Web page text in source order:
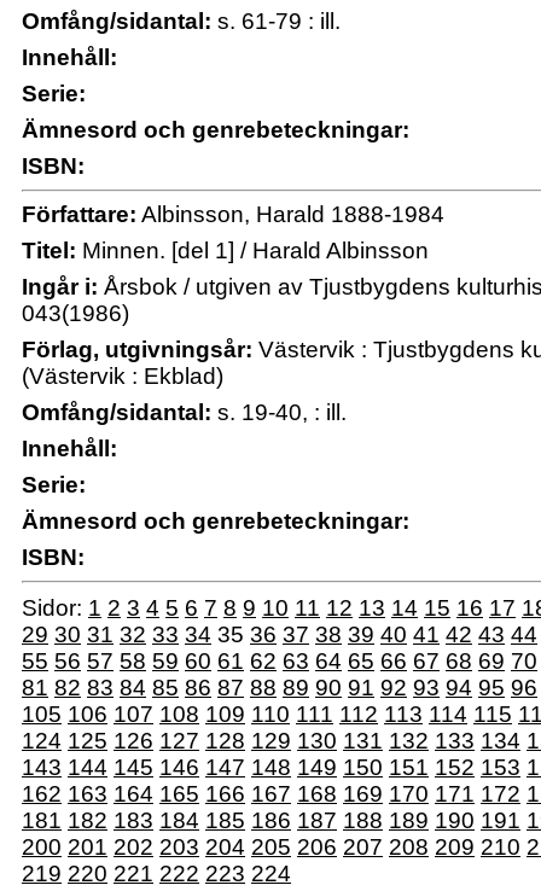
Omfång/sidantal: s. 61-79 : ill.
Innehåll:
Serie:
Ämnesord och genrebeteckningar:
ISBN:
Författare: Albinsson, Harald 1888-1984
Titel: Minnen. [del 1] / Harald Albinsson
Ingår i: Årsbok / utgiven av Tjustbygdens
043(1986)
Förlag, utgivningsår: Västervik : Tjustbygdens
(Västervik : Ekblad)
Omfång/sidantal: s. 19-40, : ill.
Innehåll:
Serie:
Ämnesord och genrebeteckningar:
ISBN:
Sidor: 1 2 3 4 5 6 7 8 9 10 11 12 13 14 15 16 17
29 30 31 32 33 34 35 36 37 38 39 40 41 42 43 44
55 56 57 58 59 60 61 62 63 64 65 66 67 68 69 70
81 82 83 84 85 86 87 88 89 90 91 92 93 94 95 96
105 106 107 108 109 110 111 112 113 114 115
124 125 126 127 128 129 130 131 132 133 134
143 144 145 146 147 148 149 150 151 152 153
162 163 164 165 166 167 168 169 170 171 172
181 182 183 184 185 186 187 188 189 190 191
200 201 202 203 204 205 206 207 208 209 210
219 220 221 222 223 224